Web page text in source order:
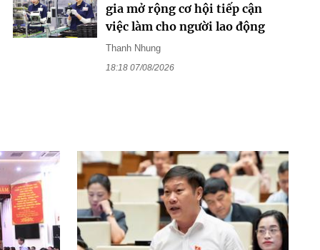
gia mở rộng cơ hội tiếp cận
việc làm cho người lao động
Thanh Nhung
18:18 07/08/2026